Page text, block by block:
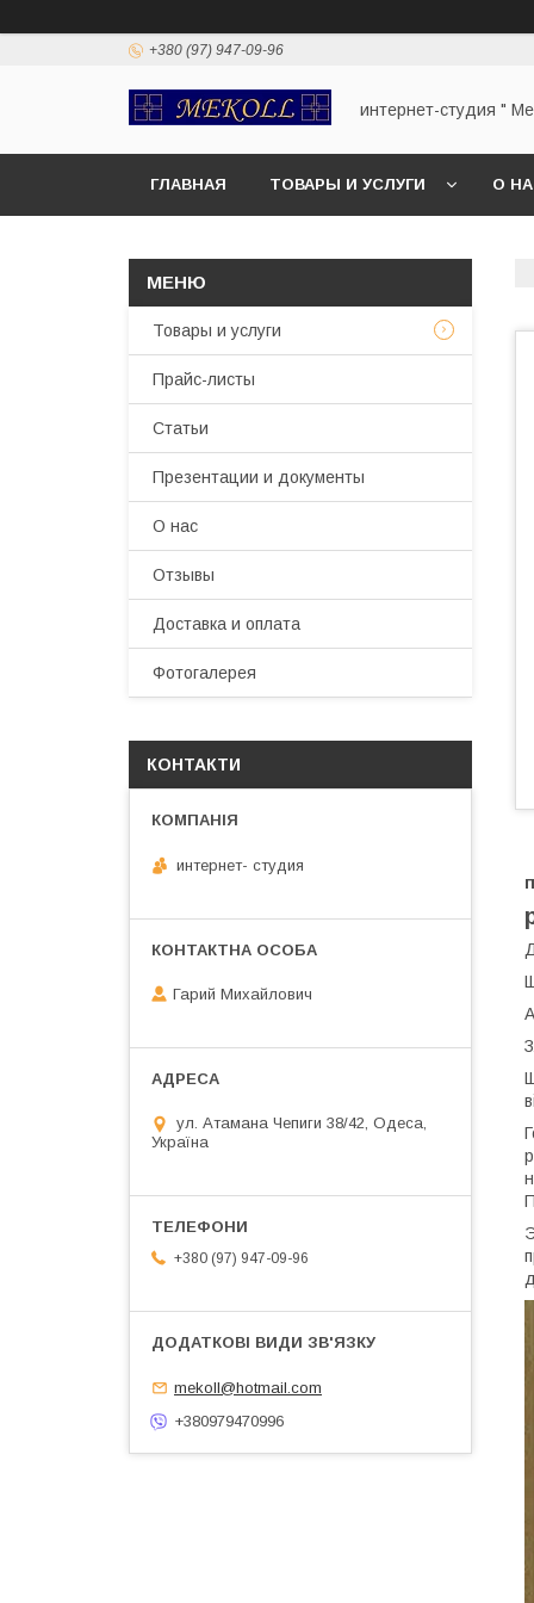
+380 (97) 947-09-96
интернет-студия "
ГЛАВНАЯ ТОВАРЫ И УСЛУГИ О
Товары и услуги
Прайс-листы
Статьи
Презентации и документы
О нас
Отзывы
Доставка и оплата
Фотогалерея
КОНТАКТИ
интернет- студия
Гарий Михайлович
ул. Атамана Чепиги 38/42, Одеса,
Україна
+380 (97) 947-09-96
mekoll@hotmail.com
+380979470996